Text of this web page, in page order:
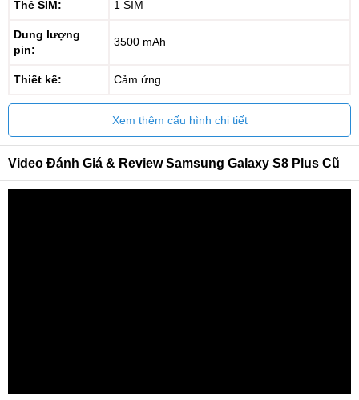
Thẻ SIM: 1 SIM
Dung lượng
pin:
3500 mAh
Thiết kế: Cảm ứng
Xem thêm cấu hình chi tiết
Video Đánh Giá & Review Samsung Galaxy S8 Plus Cũ